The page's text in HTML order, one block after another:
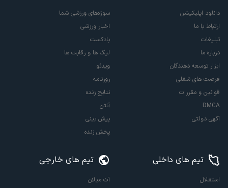
دانلود اپلیکیشن
ارتباط با ما
تبلیغات
درباره ما
ابزار توسعه دهندگان
فرصت های شغلی
قوانین و مقررات
DMCA
آگهی دولتی
سوژه‌های ورزشی شما
اخبار ورزشی
پادکست
لیگ ها و رقابت ها
ویدئو
روزنامه
نتایج زنده
آنتن
پیش بینی
پخش زنده
تیم های داخلی
استقلال
تیم های خارجی
آث میلان